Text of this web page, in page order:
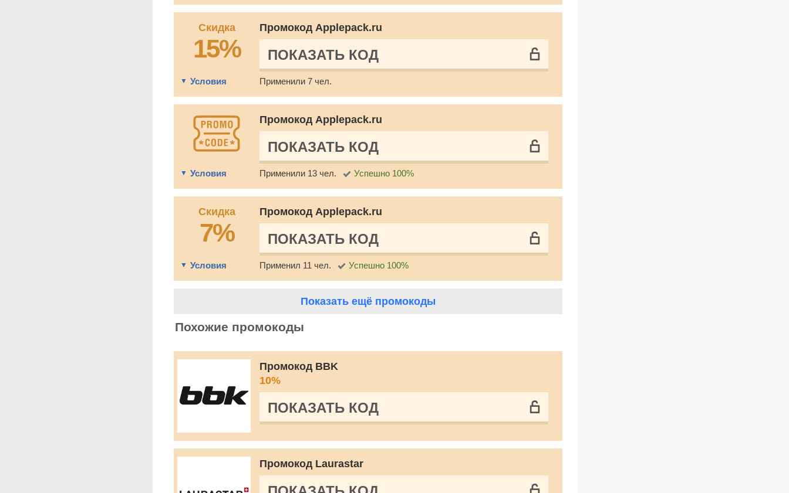
Скидка
15%
Промокод Applepack.ru
ПОКАЗАТЬ КОД
Условия Применили 7 чел.
Промокод Applepack.ru
ПОКАЗАТЬ КОД
Условия Применили 13 чел. Успешно 100%
Скидка
7%
Промокод Applepack.ru
ПОКАЗАТЬ КОД
Условия Применил 11 чел. Успешно 100%
Показать ещё промокоды
Похожие промокоды
Промокод BBK
10%
ПОКАЗАТЬ КОД
Промокод Laurastar